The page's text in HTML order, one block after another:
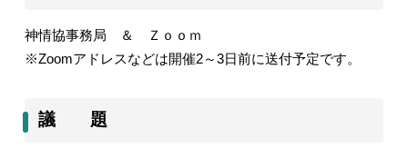
神情協事務局 ＆ Ｚｏｏｍ
※Zoomアドレスなどは開催2～3日前に送付予定です。
議 題